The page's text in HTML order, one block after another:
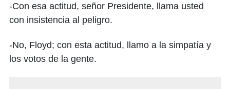
-Con esa actitud, señor Presidente, llama usted
con insistencia al peligro.
-No, Floyd; con esta actitud, llamo a la simpatía y
los votos de la gente.